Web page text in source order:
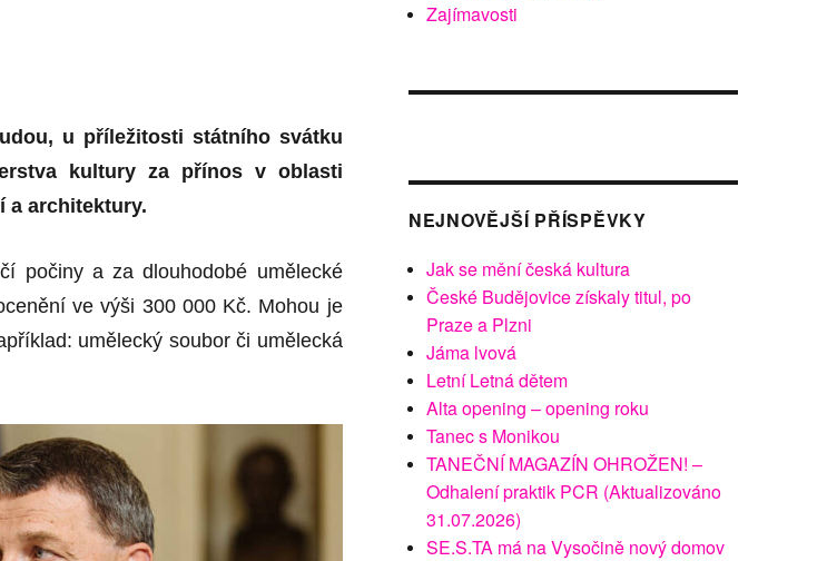
u příležitosti státního svátku
kultury za přínos v oblasti
a architektury.
počiny a za dlouhodobé umělecké
ve výši 300 000 Kč. Mohou je
umělecký soubor či umělecká
Zajímavosti
NEJNOVĚJŠÍ PŘÍSPĚVKY
Jak se mění česká kultura
České Budějovice získaly titul, po
Praze a Plzni
Jáma lvová
Letní Letná dětem
Alta opening – opening roku
Tanec s Monikou
TANEČNÍ MAGAZÍN OHROŽEN! –
Odhalení praktik PCR (Aktualizováno
31.07.2026)
SE.S.TA má na Vysočině nový domov